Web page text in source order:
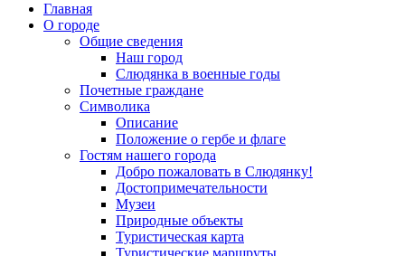
Главная
О городе
Общие сведения
Наш город
Слюдянка в военные годы
Почетные граждане
Символика
Описание
Положение о гербе и флаге
Гостям нашего города
Добро пожаловать в Слюдянку!
Достопримечательности
Музеи
Природные объекты
Туристическая карта